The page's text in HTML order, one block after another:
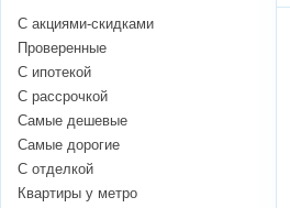
С акциями-скидками
Проверенные
С ипотекой
С рассрочкой
Самые дешевые
Самые дорогие
С отделкой
Квартиры у метро